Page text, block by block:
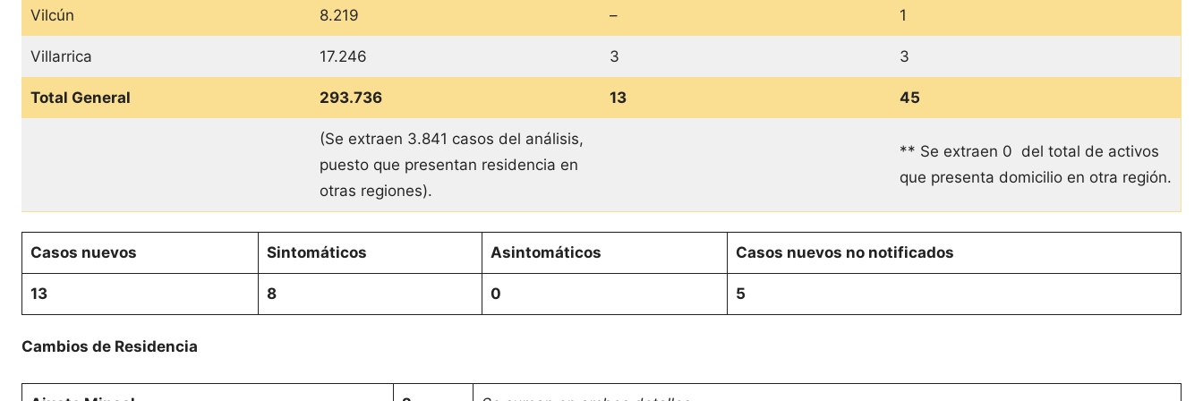
Vilcún 8.219 – 1
Villarrica 17.246 3 3
Total General 293.736 13 45
(Se extraen 3.841 casos del análisis,
puesto que presentan residencia en
otras regiones).
** Se extraen 0 del total de activos
que presenta domicilio en otra región.
Casos nuevos Sintomáticos Asintomáticos Casos nuevos no notificados
13 8 0 5
Cambios de Residencia